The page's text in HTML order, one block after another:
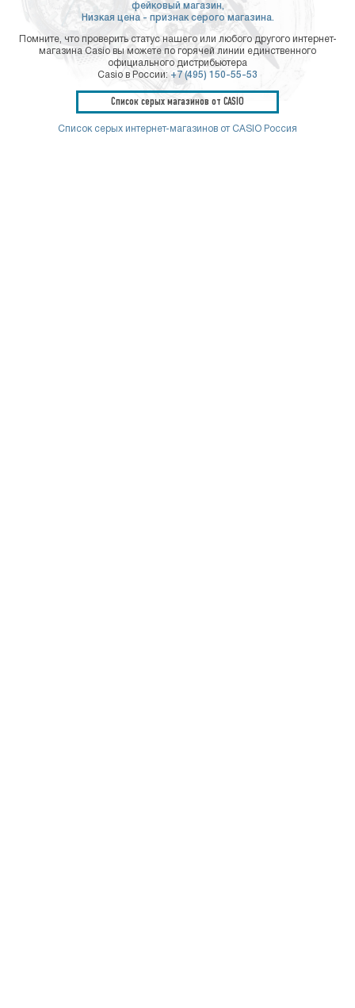
фейковый магазин,
Низкая цена - признак серого магазина.
Помните, что проверить статус нашего или любого другого интернет-
магазина Casio вы можете по горячей линии единственного
официального дистрибьютера
Casio в России: +7 (495) 150-55-53
Список серых магазинов от CASIO
Список серых интернет-магазинов от CASIO Россия